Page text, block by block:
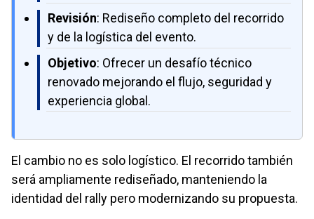
Revisión: Rediseño completo del recorrido
y de la logística del evento.
Objetivo: Ofrecer un desafío técnico
renovado mejorando el flujo, seguridad y
experiencia global.
El cambio no es solo logístico. El recorrido también
será ampliamente rediseñado, manteniendo la
identidad del rally pero modernizando su propuesta.